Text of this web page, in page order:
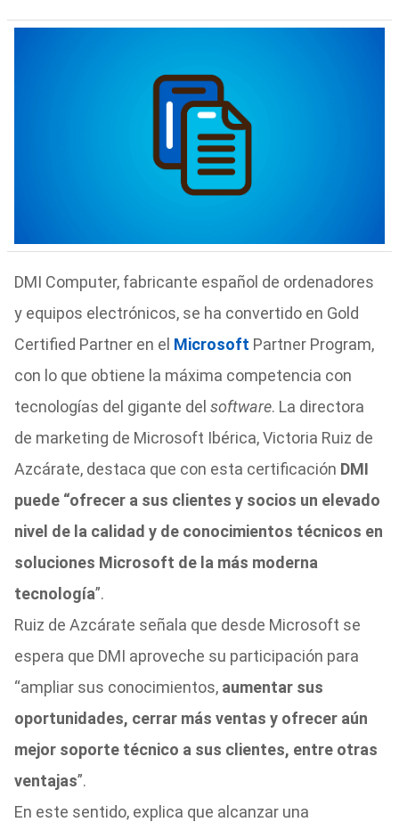
DMI Computer, fabricante español de ordenadores
y equipos electrónicos, se ha convertido en Gold
Certified Partner en el Microsoft Partner Program,
con lo que obtiene la máxima competencia con
tecnologías del gigante del software. La directora
de marketing de Microsoft Ibérica, Victoria Ruiz de
Azcárate, destaca que con esta certificación DMI
puede “ofrecer a sus clientes y socios un elevado
nivel de la calidad y de conocimientos técnicos en
soluciones Microsoft de la más moderna
tecnología”.
Ruiz de Azcárate señala que desde Microsoft se
espera que DMI aproveche su participación para
“ampliar sus conocimientos, aumentar sus
oportunidades, cerrar más ventas y ofrecer aún
mejor soporte técnico a sus clientes, entre otras
ventajas”.
En este sentido, explica que alcanzar una